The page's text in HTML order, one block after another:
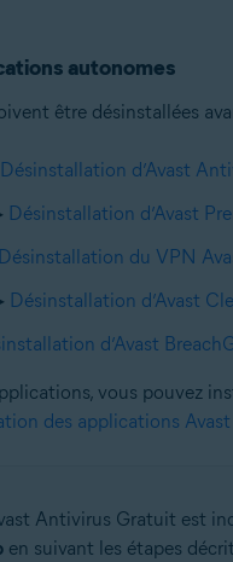
autonomes
être désinstallées
Désinstallation d’Avast
Désinstallation d’Avast
Désinstallation du VPN
Désinstallation d’Avast
d’Avast
vous pouvez
des applications
Antivirus Gratuit est
en suivant les étapes